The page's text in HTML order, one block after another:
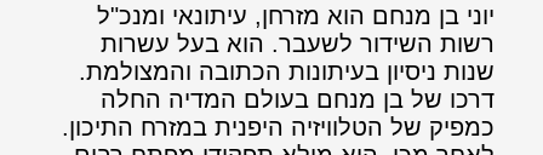
יוני בן מנחם הוא מזרחן, עיתונאי ומנכ"ל
רשות השידור לשעבר. הוא בעל עשרות
שנות ניסיון בעיתונות הכתובה והמצולמת.
דרכו של בן מנחם בעולם המדיה החלה
כמפיק של הטלוויזיה היפנית במזרח התיכון.